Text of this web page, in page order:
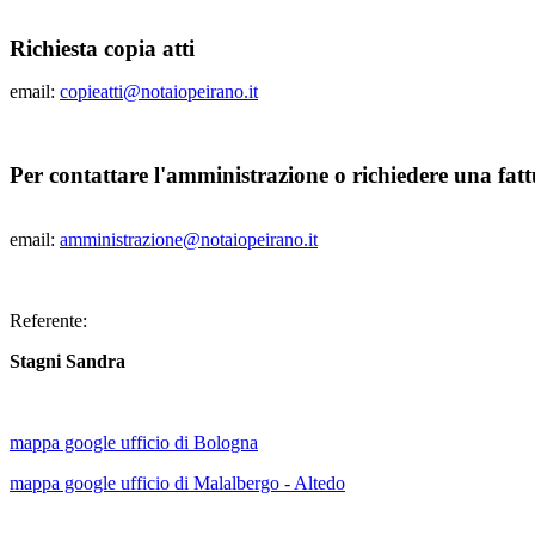
Richiesta copia atti
email: copieatti@notaiopeirano.it
Per contattare l'amministrazione o richiedere una
email: amministrazione@notaiopeirano.it
Referente:
Stagni Sandra
mappa google ufficio di Bologna
mappa google ufficio di Malalbergo - Altedo